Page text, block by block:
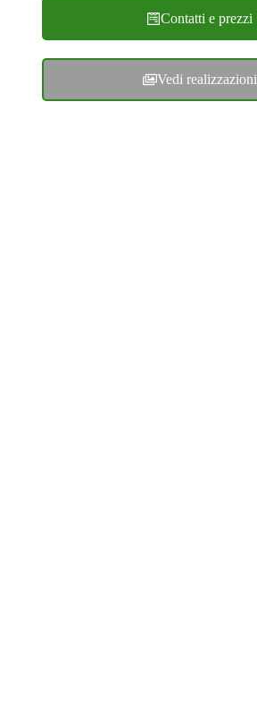
Contatti e prezzi
Vedi realizzazioni